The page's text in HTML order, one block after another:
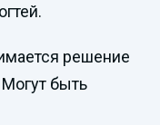
решение
быть